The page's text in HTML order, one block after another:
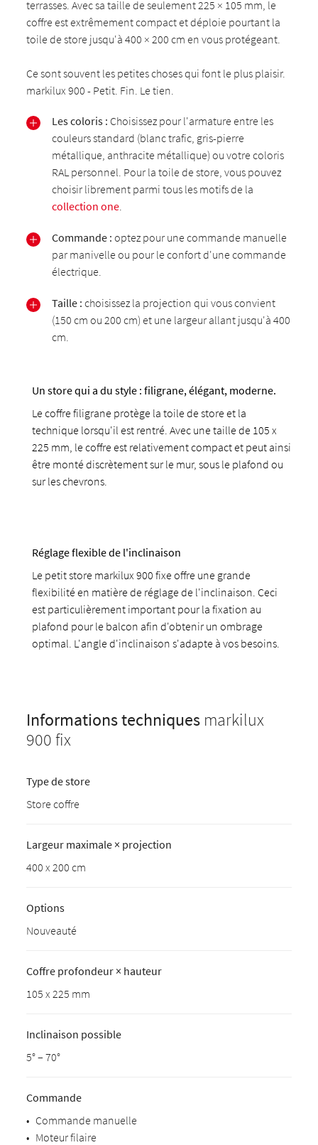
terrasses. Avec sa taille de seulement 225 × 105 mm, le
coffre est extrêmement compact et déploie pourtant la
toile de store jusqu'à 400 × 200 cm en vous protégeant.
Ce sont souvent les petites choses qui font le plus plaisir.
markilux 900 - Petit. Fin. Le tien.
Les coloris : Choisissez pour l'armature entre les
couleurs standard (blanc trafic, gris-pierre
métallique, anthracite métallique) ou votre coloris
RAL personnel. Pour la toile de store, vous pouvez
choisir librement parmi tous les motifs de la
collection one
Commande : optez pour une commande manuelle
par manivelle ou pour le confort d'une commande
électrique.
Taille : choisissez la projection qui vous convient
(150 cm ou 200 cm) et une largeur allant jusqu'à 400
cm.
Un store qui a du style : filigrane, élégant, moderne.
Le coffre filigrane protège la toile de store et la
technique lorsqu'il est rentré. Avec une taille de 105 x
225 mm, le coffre est relativement compact et peut ainsi
être monté discrètement sur le mur, sous le plafond ou
sur les chevrons.
Réglage flexible de l'inclinaison
Le petit store markilux 900 fixe offre une grande
flexibilité en matière de réglage de l'inclinaison. Ceci
est particulièrement important pour la fixation au
plafond pour le balcon afin d'obtenir un ombrage
optimal. L'angle d'inclinaison s'adapte à vos besoins.
Informations techniques markilux
900 fix
Type de store
Store coffre
Largeur maximale × projection
400 x 200 cm
Options
Nouveauté
Coffre profondeur × hauteur
105 x 225 mm
Inclinaison possible
5° – 70°
Commande
• Commande manuelle
• Moteur filaire